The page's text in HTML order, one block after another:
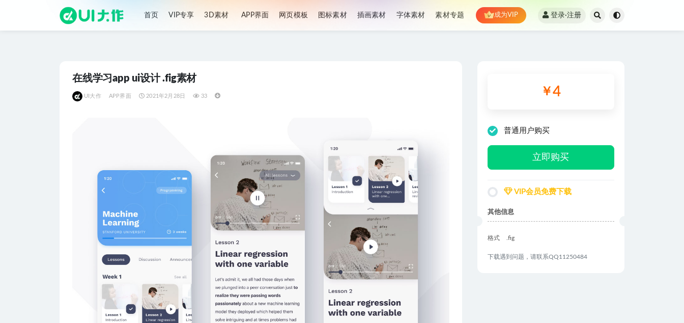
首页 VIP专享 3D素材 APP界面 网页模板 图标素材 插画素材 字体素材 素材专题 成为VIP 登录·注册
在线学习app ui设计 .fig素材
UI大作 APP界面 2021年2月28日 33 ￥4
普通用户购买
立即购买
VIP会员免费下载
其他信息
格式 .fig
下载遇到问题，请联系QQ11250484